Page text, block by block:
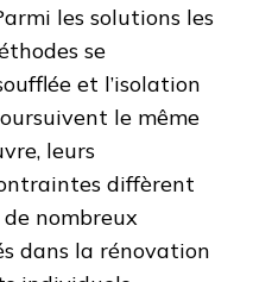
les solutions les
se
et l’isolation
le même
leurs
diffèrent
de nombreux
dans la rénovation